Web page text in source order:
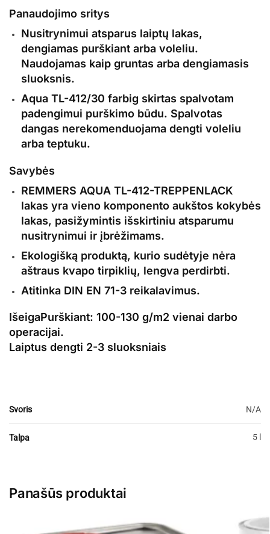
Panaudojimo sritys
Nusitrynimui atsparus laiptų lakas,
dengiamas purškiant arba voleliu.
Naudojamas kaip gruntas arba dengiamasis
sluoksnis.
Aqua TL-412/30 farbig skirtas spalvotam
padengimui purškimo būdu. Spalvotas
dangas nerekomenduojama dengti voleliu
arba teptuku.
Savybės
REMMERS AQUA TL-412-TREPPENLACK
lakas yra vieno komponento aukštos kokybės
lakas, pasižymintis išskirtiniu atsparumu
nusitrynimui ir įbrėžimams.
Ekologišką produktą, kurio sudėtyje nėra
aštraus kvapo tirpiklių, lengva perdirbti.
Atitinka DIN EN 71-3 reikalavimus.
IšeigaPurškiant: 100-130 g/m2 vienai darbo
operacijai.
Laiptus dengti 2-3 sluoksniais
Svoris N/A
Talpa 5 l
Panašūs produktai